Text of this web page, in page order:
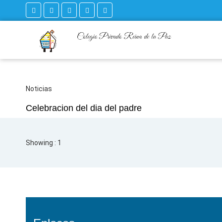
Noticias
Celebracion del dia del padre
Showing : 1